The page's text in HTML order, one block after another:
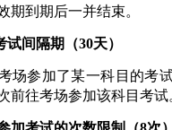
期到期后一并结束。
间隔期（30天）
场参加了某一科目的考
前往考场参加该科目考试